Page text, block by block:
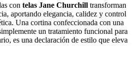
con telas Jane Churchill transforman
aportando elegancia, calidez y control
Una cortina confeccionada con una
un tratamiento funcional para
es una declaración de estilo que eleva